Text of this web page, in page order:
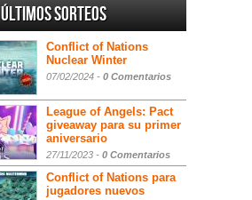
Últimos sorteos
Conflict of Nations
Nuclear Winter
07/02/2024 - 0 Comentarios
League of Angels: Pact
giveaway para su primer
aniversario
27/11/2023 - 0 Comentarios
Conflict of Nations para
jugadores nuevos